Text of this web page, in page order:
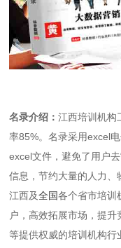
名录介绍：江西培训机构
率85%。名录采用excel
excel文件，避免了用户
信息，节约大量的人力、
江西及全国各个省市培训
户，高效拓展市场，提
等提供权威的培训机构行